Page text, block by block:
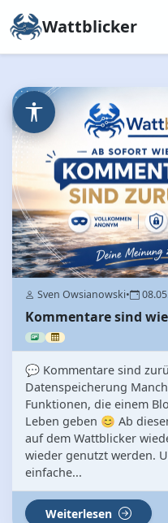
Wattblicker
Sven Owsianowski•
Kommentare sind
💬 Kommentare sind
Datenspeicherung
Funktionen, die einem
Leben geben 😊 Ab
auf dem Wattblicker
wieder genutzt werden.
einfache...
Weiterlesen